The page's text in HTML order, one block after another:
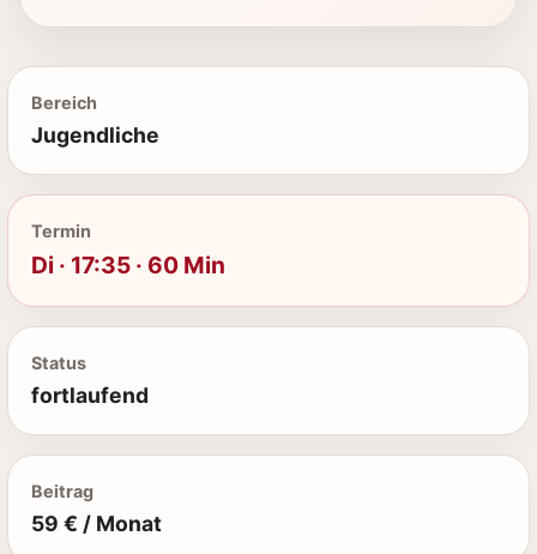
Bereich
Jugendliche
Termin
Di · 17:35 · 60 Min
Status
fortlaufend
Beitrag
59 € / Monat